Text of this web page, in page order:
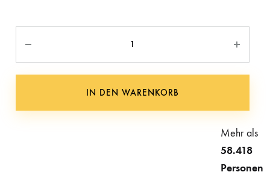
IN DEN WARENKORB
Mehr als
58.418
Personen